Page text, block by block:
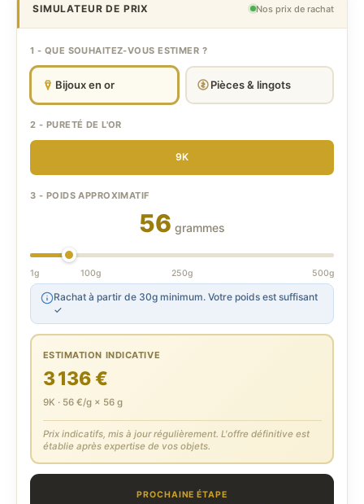
SIMULATEUR DE PRIX Nos prix de rachat
1 - QUE SOUHAITEZ-VOUS ESTIMER ?
Bijoux en or Pièces & lingots
2 - PURETÉ DE L'OR
9K
3 - POIDS APPROXIMATIF
56 grammes
1g 100g 250g 500g
Rachat à partir de 30g minimum. Votre poids est suffisant
✓
ESTIMATION INDICATIVE
3 136 €
9K · 56 €/g × 56 g
Prix indicatifs, mis à jour régulièrement. L'offre définitive est
établie après expertise de vos objets.
PROCHAINE ÉTAPE